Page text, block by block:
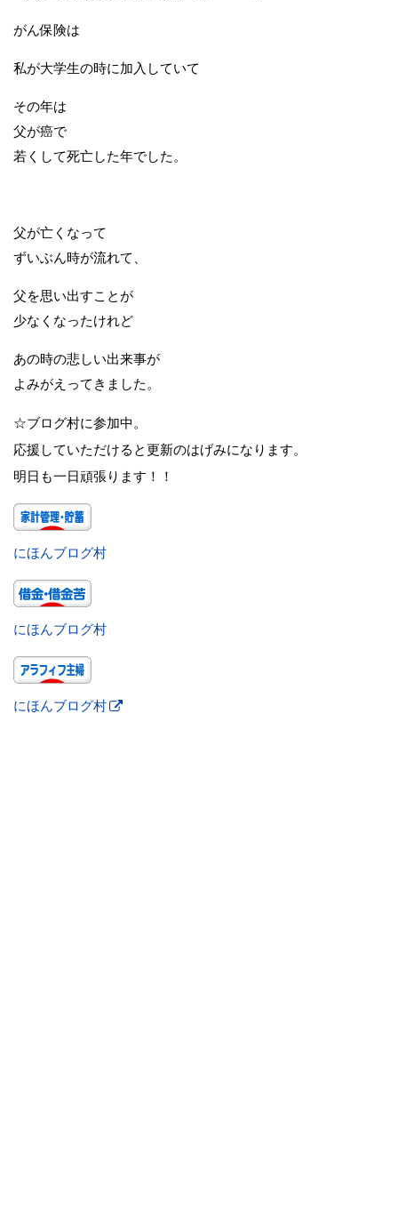
がん保険は
私が大学生の時に加入していて
その年は
父が癌で
若くして死亡した年でした。
父が亡くなって
ずいぶん時が流れて、
父を思い出すことが
少なくなったけれど
あの時の悲しい出来事が
よみがえってきました。
☆ブログ村に参加中。
応援していただけると更新のはげみになります。
明日も一日頑張ります！！
にほんブログ村
にほんブログ村
にほんブログ村